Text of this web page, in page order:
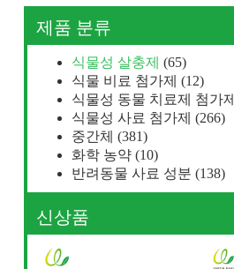
제품 분류
식물성 살충제 (65)
식물 비료 첨가제 (12)
식물성 동물 치료제 첨가제
식물성 사료 첨가제 (266)
중간체 (381)
화학 농약 (10)
반려동물 사료 성분 (138)
신상품